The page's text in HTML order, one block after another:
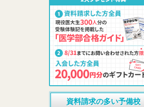
資料請求の多い予備校